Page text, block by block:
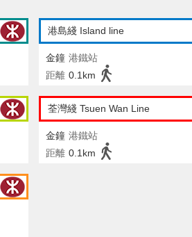
港島綫 Island line
金鐘 港鐵站
距離 0.1km
荃灣綫 Tsuen Wan Line
金鐘 港鐵站
距離 0.1km